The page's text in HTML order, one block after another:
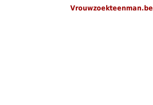
Vrouwzoekteenman.be